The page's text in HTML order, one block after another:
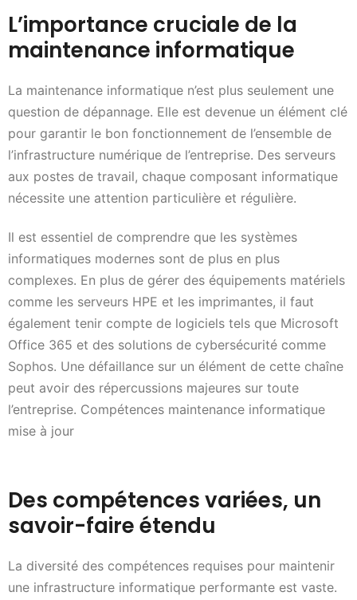
L’importance cruciale de la
maintenance informatique
La maintenance informatique n’est plus seulement une
question de dépannage. Elle est devenue un élément clé
pour garantir le bon fonctionnement de l’ensemble de
l’infrastructure numérique de l’entreprise. Des serveurs
aux postes de travail, chaque composant informatique
nécessite une attention particulière et régulière.
Il est essentiel de comprendre que les systèmes
informatiques modernes sont de plus en plus
complexes. En plus de gérer des équipements matériels
comme les serveurs HPE et les imprimantes, il faut
également tenir compte de logiciels tels que Microsoft
Office 365 et des solutions de cybersécurité comme
Sophos. Une défaillance sur un élément de cette chaîne
peut avoir des répercussions majeures sur toute
l’entreprise. Compétences maintenance informatique
mise à jour
Des compétences variées, un
savoir-faire étendu
La diversité des compétences requises pour maintenir
une infrastructure informatique performante est vaste.